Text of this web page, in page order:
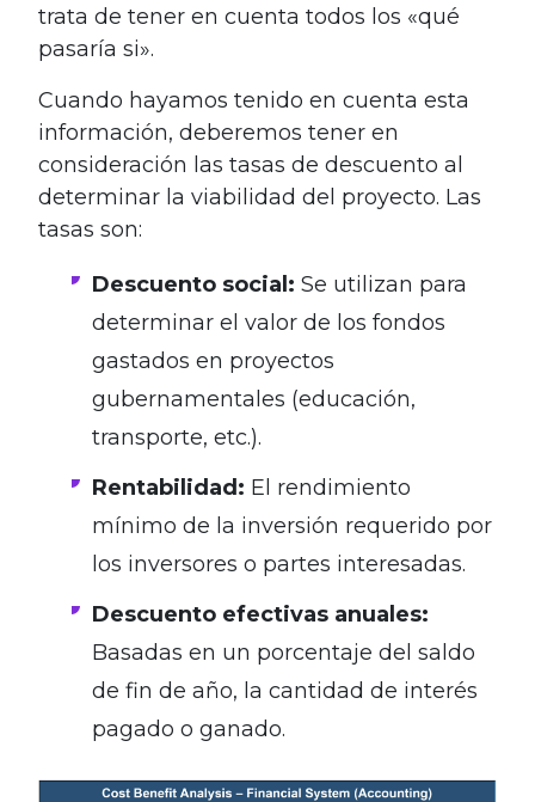
trata de tener en cuenta todos los «qué
pasaría si».
Cuando hayamos tenido en cuenta esta
información, deberemos tener en
consideración las tasas de descuento al
determinar la viabilidad del proyecto. Las
tasas son:
Descuento social: Se utilizan para
determinar el valor de los fondos
gastados en proyectos
gubernamentales (educación,
transporte, etc.).
Rentabilidad: El rendimiento
mínimo de la inversión requerido por
los inversores o partes interesadas.
Descuento efectivas anuales:
Basadas en un porcentaje del saldo
de fin de año, la cantidad de interés
pagado o ganado.